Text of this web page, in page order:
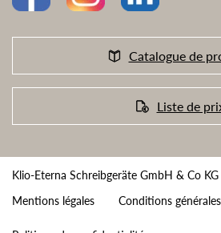
Catalogue de
Liste de
Klio-Eterna Schreibgeräte GmbH & Co
Mentions légales
Conditions